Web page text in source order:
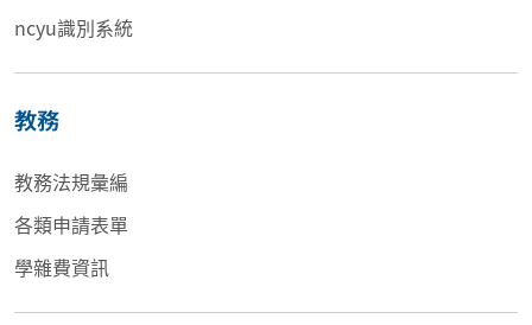
ncyu識別系統
教務
教務法規彙編
各類申請表單
學雜費資訊